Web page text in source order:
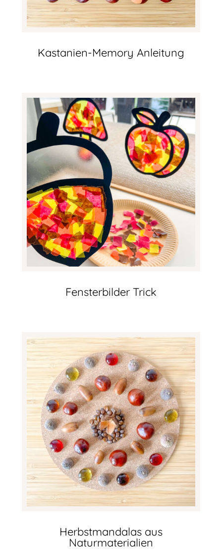
Kastanien-Memory Anleitung
Fensterbilder Trick
Herbstmandalas aus
Naturmaterialien